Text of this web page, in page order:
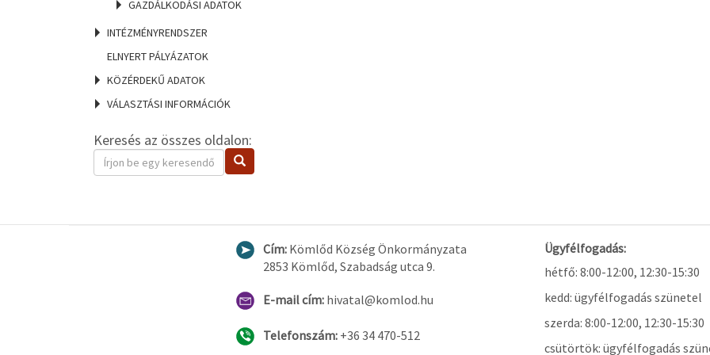
GAZDÁLKODÁSI ADATOK
INTÉZMÉNYRENDSZER
ELNYERT PÁLYÁZATOK
KÖZÉRDEKŰ ADATOK
VÁLASZTÁSI INFORMÁCIÓK
Keresés az összes oldalon:
Keresendő
kifejezés
Keresés
Cím: Kömlőd Község Önkormányzata
2853 Kömlőd, Szabadság utca 9.
E-mail cím: hivatal@komlod.hu
Telefonszám: +36 34 470-512
Ügyfélfogadás:
hétfő: 8:00-12:00, 12:30-15:30
kedd: ügyfélfogadás szünetel
szerda: 8:00-12:00, 12:30-15:30
csütörtök: ügyfélfogadás